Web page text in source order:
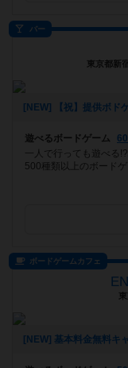
バー
東京都新
遊べるボードゲーム
一人で行っても遊べる
500種類以上のボード
ボードゲームカフェ
[NEW] 基本料金無料キ